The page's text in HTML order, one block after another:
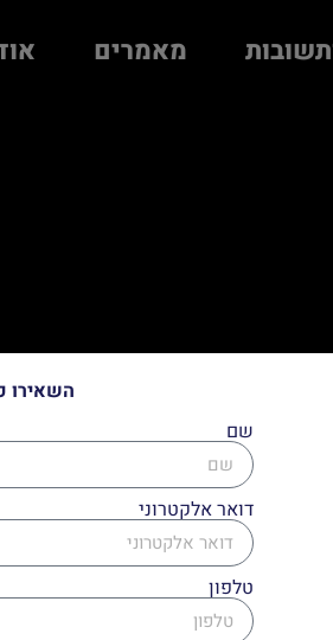
מאמרים
השאירו
שם
דואר אלקטרוני
טלפון